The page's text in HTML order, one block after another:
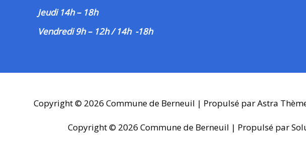
Jeudi 14h – 18h
Vendredi 9h – 12h / 14h -18h
Copyright © 2026 Commune de Berneuil | Propulsé parAstra
Copyright © 2026 Commune de Berneuil | Propulsé par